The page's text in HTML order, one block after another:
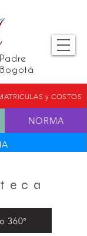
y COSTOS
NORMA
360°